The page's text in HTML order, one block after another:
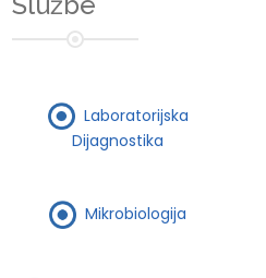
Laboratorijska
Dijagnostika
Mikrobiologija